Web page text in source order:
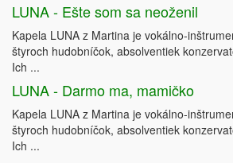
LUNA - Ešte som sa neoženil
Kapela LUNA z Martina je vokálno-
štyroch hudobníčok, absolventiek
Ich ...
LUNA - Darmo ma, mamičko
Kapela LUNA z Martina je vokálno-
štyroch hudobníčok, absolventiek
Ich ...